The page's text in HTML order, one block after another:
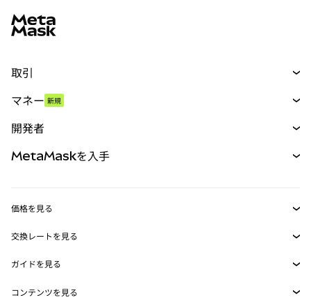
取引
パーペチュアル
RWA
マネー 新規
開発者
MetaMask Connect
Snaps
Web3サービス
MetaMaskを入手
セキュリティ
サポート
価格を見る
イーサリアムの価格
Solanaの価格
交換レートを見る
ETH→USD
USDT→INR
ガイドを見る
ETHの購入
コンテンツを見る